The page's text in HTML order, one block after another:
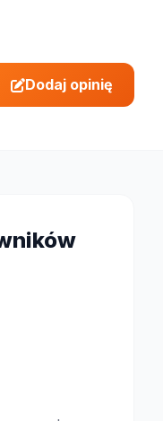
Dodaj opinię